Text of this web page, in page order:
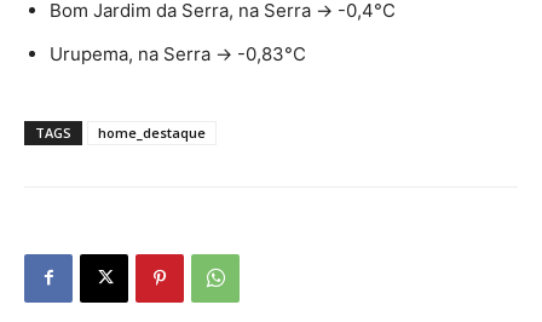
Bom Jardim da Serra, na Serra -> -0,4°C
Urupema, na Serra -> -0,83°C
TAGS home_destaque